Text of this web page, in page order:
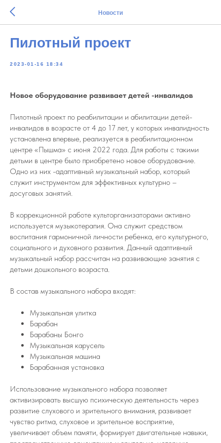
Новости
Пилотный проект
2023-01-16 18:34
Новое оборудование развивает детей -инвалидов
Пилотный проект по реабилитации и абилитации детей-
инвалидов в возрасте от 4 до 17 лет, у которых инвалидность
установлена впервые, реализуется в реабилитационном
центре «Пышма» с июня 2022 года. Для работы с такими
детьми в центре было приобретено новое оборудование.
Одно из них -адаптивный музыкальный набор, который
служит инструментом для эффективных культурно –
досуговых занятий.
В коррекционной работе культорганизаторами активно
используется музыкотерапия. Она служит средством
воспитания гармоничной личности ребенка, его культурного,
социального и духовного развития. Данный адаптивный
музыкальный набор рассчитан на развивающие занятия с
детьми дошкольного возраста.
В состав музыкального набора входят:
Музыкальная улитка
Барабан
Барабаны Бонго
Музыкальная карусель
Музыкальная машина
Барабанная установка
Использование музыкального набора позволяет
активизировать высшую психическую деятельность через
развитие слухового и зрительного внимания, развивает
чувство ритма, слуховое и зрительное восприятие,
увеличивает объем памяти, формирует двигательные навыки,